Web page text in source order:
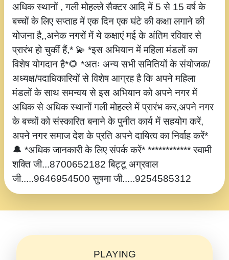
अधिक स्थानों , गली मोहल्ले सैक्टर आदि में 5 से 15 वर्ष के
बच्चों के लिए सप्ताह में एक दिन एक घंटे की कक्षा लगाने की
योजना है,,अनेक नगरों में ये कक्षाएं मई के अंतिम रविवार से
प्रारंभ हो चुकीं हैं,* 💫 *इस अभियान में महिला मंडलों का
विशेष योगदान है*🌻 *अतः अन्य सभी समितियों के संयोजक/
अध्यक्ष/पदाधिकारियों से विशेष आग्रह है कि अपने महिला
मंडलों के साथ समन्वय से इस अभियान को अपने नगर में
अधिक से अधिक स्थानों गली मोहल्ले में प्रारंभ कर,अपने नगर
के बच्चों को संस्कारित बनाने के पुनीत कार्य में सहयोग करें,
अपने नगर समाज देश के प्रति अपने दायित्व का निर्वाह करें*
🔔 *अधिक जानकारी के लिए संपर्क करें* ************ स्वामी
शक्ति जी...8700652182 बिट्टू अग्रवाल
जी.....9646954500 सुषमा जी.....9254585312
PLAYING